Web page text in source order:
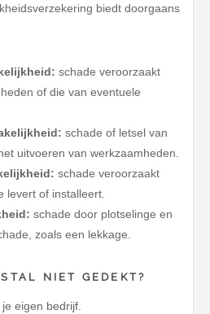
biedt doorgaans
schade veroorzaakt
of die van eventuele
schade of letsel van
uitvoeren van werkzaamheden.
schade veroorzaakt
levert of installeert.
schade door plotselinge en
zoals een lekkage.
NIET GEDEKT?
eigen bedrijf.